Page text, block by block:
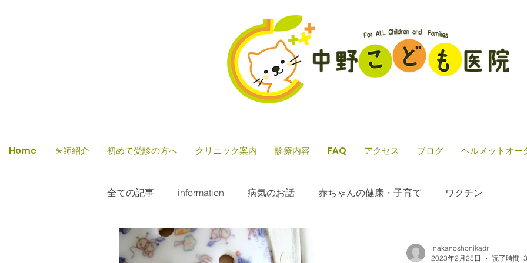
Home 医師紹介 初めて受診の方へ クリニック案内 診療内容 FAQ アクセス ブログ ヘルメットオー
全ての記事 information 病気のお話 赤ちゃんの健康・子育て ワクチン
inakanoshonikadr
2023年2月25日
読了時間: